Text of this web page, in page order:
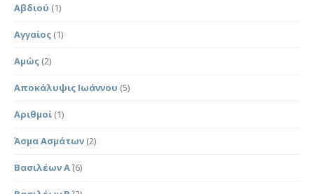
Αβδιού (1)
Αγγαίος (1)
Αμώς (2)
Αποκάλυψις Ιωάννου (5)
Αριθμοί (1)
Άσμα Ασμάτων (2)
Βασιλέων Α΄(6)